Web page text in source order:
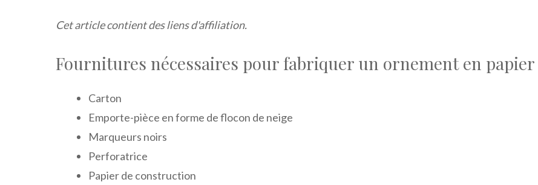
Cet article contient des liens d'affiliation.
Fournitures nécessaires pour fabriquer un ornement en papier
Carton
Emporte-pièce en forme de flocon de neige
Marqueurs noirs
Perforatrice
Papier de construction